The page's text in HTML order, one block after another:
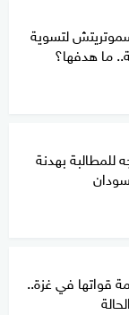
لتسوية
ما هدفها؟
للمطالبة بهدنة
قواتها في غزة..